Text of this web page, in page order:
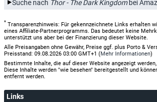
Suche nach Thor - The Dark Kingdombei
* Transparenzhinweis: Für gekennzeichnete Links erhalten
eines Affiliate-Partnerprogramms. Das bedeutet keine
unterstützt uns aber bei der Finanzierung dieser Website.
Alle Preisangaben ohne Gewähr, Preise ggf. plus Porto &
Preisstand: 09.08.2026 03:00 GMT+1 (Mehr Informationen)
Bestimmte Inhalte, die auf dieser Website angezeigt
Diese Inhalte werden "wie besehen" bereitgestellt und
entfernt werden.
Links